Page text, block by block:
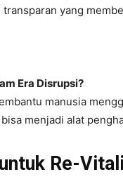
transparan yang
Era Disrupsi?
manusia
menjadi alat
Re-